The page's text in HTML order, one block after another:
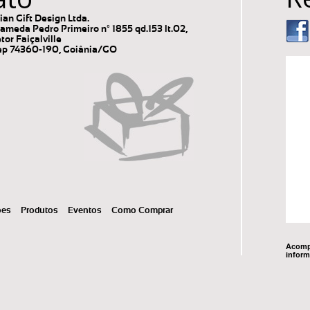
Gift Design Ltda.
Pedro Primeiro nº 1855 qd.153 lt.02,
Faiçalville
74360-190, Goiânia/GO
Produtos Eventos Como Comprar